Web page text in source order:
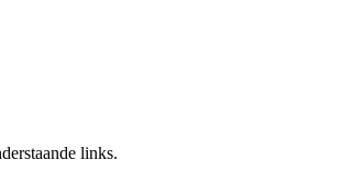
links.